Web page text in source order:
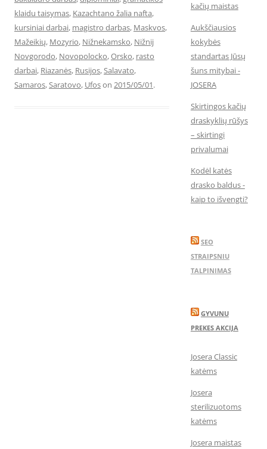
klaidu taisymas, Kazachtano žalia nafta,
kursiniai darbai, magistro darbas, Maskvos,
Mažeikių, Mozyrio, Nižnekamsko, Nižnij
Novgorodo, Novopolocko,Orsko, rasto
darbai, Riazanės, Rusijos,Salavato,
Samaros,Saratovo, Ufoson 2015/05/01.
kačių maistas
Aukščiausios
kokybės
standartas Jūsų
šuns mitybai -
JOSERA
Skirtingos kačių
draskyklių rūšys
– skirtingi
privalumai
Kodėl katės
drasko baldus -
kaip to išvengti?
SEO
STRAIPSNIU
TALPINIMAS
GYVUNU
PREKES AKCIJA
Josera Classic
katėms
Josera
sterilizuotoms
katėms
Josera maistas